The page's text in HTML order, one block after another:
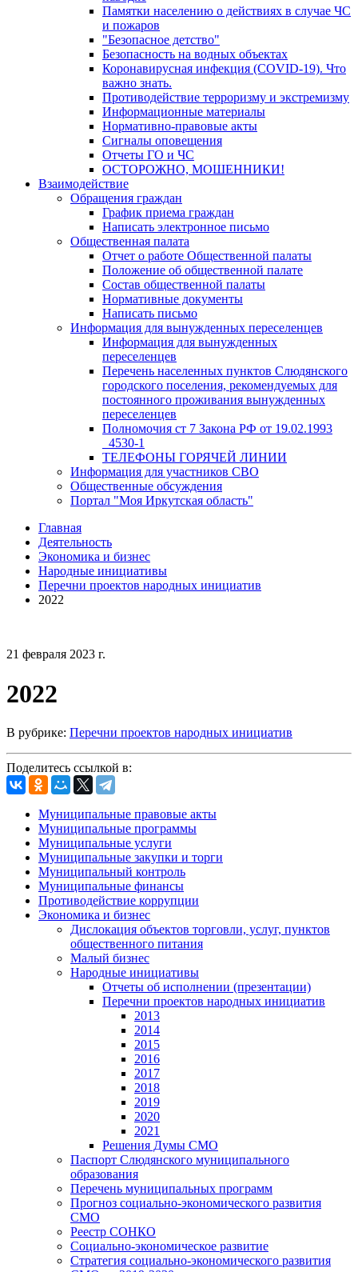
Памятки населению о действиях в случае ЧС
и пожаров
"Безопасное детство"
Безопасность на водных объектах
Коронавирусная инфекция (COVID-19). Что
важно знать.
Противодействие терроризму и экстремизму
Информационные материалы
Нормативно-правовые акты
Сигналы оповещения
Отчеты ГО и ЧС
ОСТОРОЖНО, МОШЕННИКИ!
Взаимодействие
Обращения граждан
График приема граждан
Написать электронное письмо
Общественная палата
Отчет о работе Общественной палаты
Положение об общественной палате
Состав общественной палаты
Нормативные документы
Написать письмо
Информация для вынужденных переселенцев
Информация для вынужденных
переселенцев
Перечень населенных пунктов Слюдянского
городского поселения, рекомендуемых для
постоянного проживания вынужденных
переселенцев
Полномочия ст 7 Закона РФ от 19.02.1993
_4530-1
ТЕЛЕФОНЫ ГОРЯЧЕЙ ЛИНИИ
Информация для участников СВО
Общественные обсуждения
Портал "Моя Иркутская область"
Главная
Деятельность
Экономика и бизнес
Народные инициативы
Перечни проектов народных инициатив
2022
21 февраля 2023 г.
2022
В рубрике: Перечни проектов народных инициатив
Поделитесь ссылкой в:
Муниципальные правовые акты
Муниципальные программы
Муниципальные услуги
Муниципальные закупки и торги
Муниципальный контроль
Муниципальные финансы
Противодействие коррупции
Экономика и бизнес
Дислокация объектов торговли, услуг, пунктов
общественного питания
Малый бизнес
Народные инициативы
Отчеты об исполнении (презентации)
Перечни проектов народных инициатив
2013
2014
2015
2016
2017
2018
2019
2020
2021
Решения Думы СМО
Паспорт Слюдянского муниципального
образования
Перечень муниципальных программ
Прогноз социально-экономического развития
СМО
Реестр СОНКО
Социально-экономическое развитие
Стратегия социально-экономического развития